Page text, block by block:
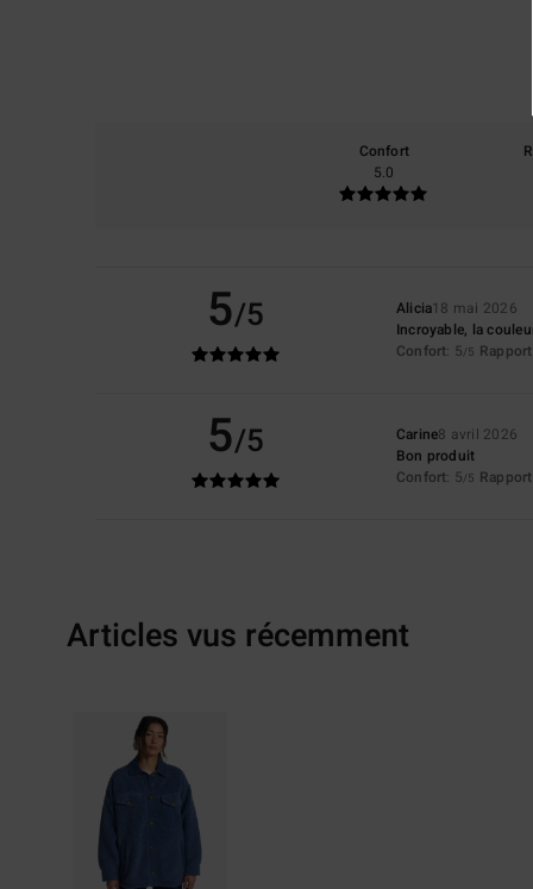
Confort
5.0
5/5 Alicia18 mai 2026
Incroyable, la
Confort: 5/5
5/5 Carine8 avril 2026
Bon produit
Confort: 5/5
Articles vus récemment